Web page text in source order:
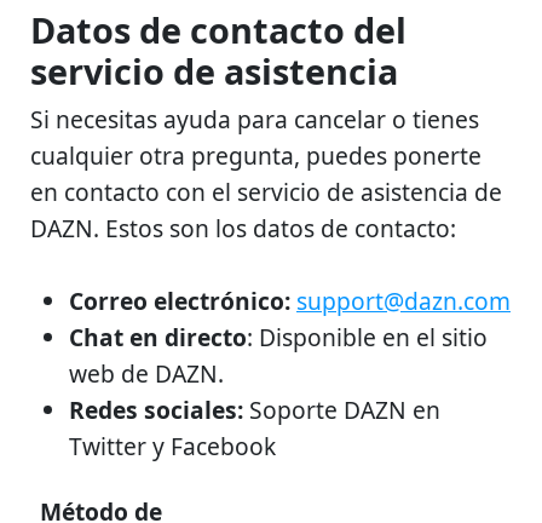
Datos de contacto del
servicio de asistencia
Si necesitas ayuda para cancelar o tienes
cualquier otra pregunta, puedes ponerte
en contacto con el servicio de asistencia de
DAZN. Estos son los datos de contacto:
Correo electrónico: support@dazn.com
Chat en directo: Disponible en el sitio
web de DAZN.
Redes sociales: Soporte DAZN en
Twitter y Facebook
Método de